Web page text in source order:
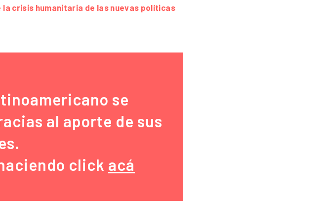
la crisis humanitaria de las nuevas políticas
se
al aporte de sus
click acá